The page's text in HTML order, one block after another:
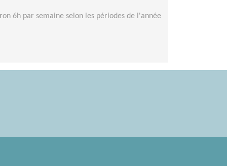
6h par semaine selon les périodes de l'année